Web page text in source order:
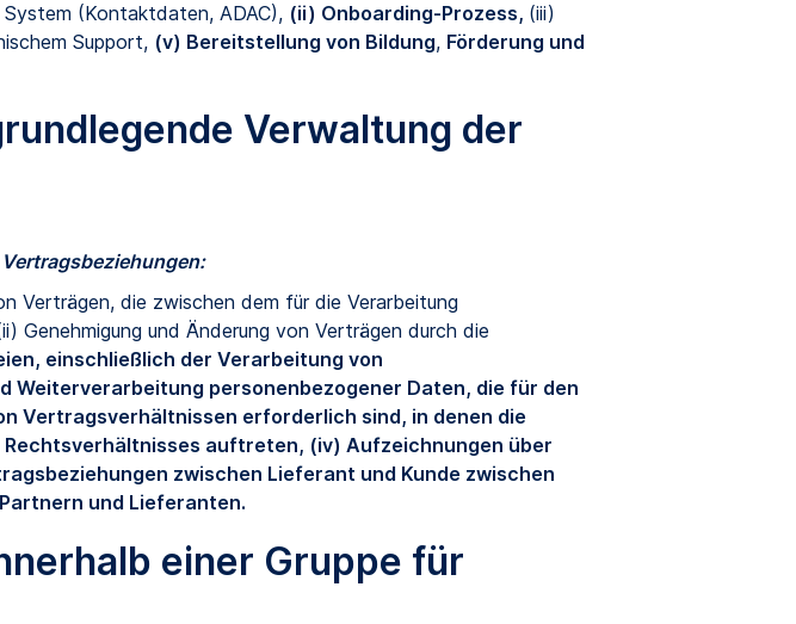
(Kontaktdaten, ADAC), (ii) Onboarding-Prozess, (iii)
Support, (v) Bereitstellung von Bildung, Förderung und
Verwaltung der
:
Verträgen, die zwischen dem für die Verarbeitung
und Änderung von Verträgen durch die
einschließlich der Verarbeitung von
personenbezogener Daten, die für den
Vertragsverhältnissen erforderlich sind, in denen die
auftreten, (iv) Aufzeichnungen über
zwischen Lieferant und Kunde zwischen
und Lieferanten.
einer Gruppe für